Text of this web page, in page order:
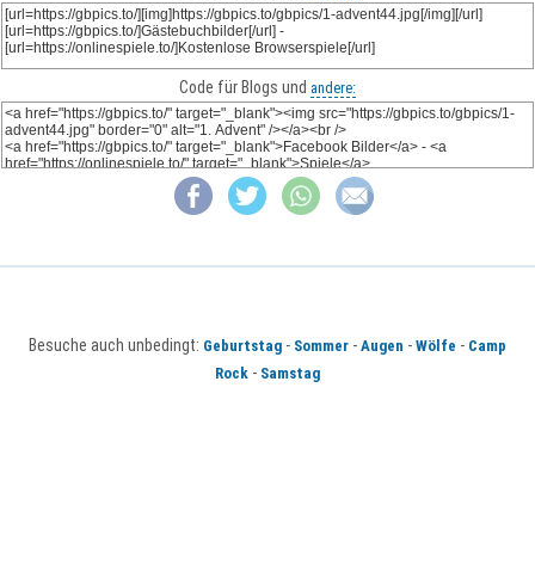
Code für Blogs und andere:
Besuche auch unbedingt: Geburtstag - Sommer - Augen - Wölfe - Camp
Rock - Samstag